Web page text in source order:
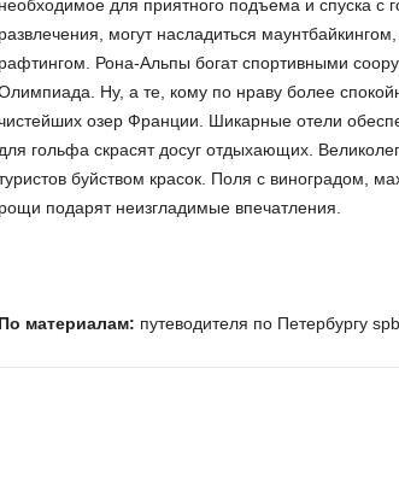
необходимое для приятного подъема и спуска с
развлечения, могут насладиться
рафтингом. Рона-Альпы богат спортивными
Ну, а те, кому по нраву более
озер Франции. Шикарные отели
для гольфа скрасят досуг отдыхающих.
буйством красок. Поля с виноградом,
рощи подарят неизгладимые впечатления.
По материалам: путеводителя по Петербургу